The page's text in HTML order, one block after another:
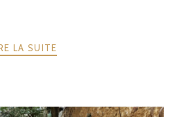
LA SUITE